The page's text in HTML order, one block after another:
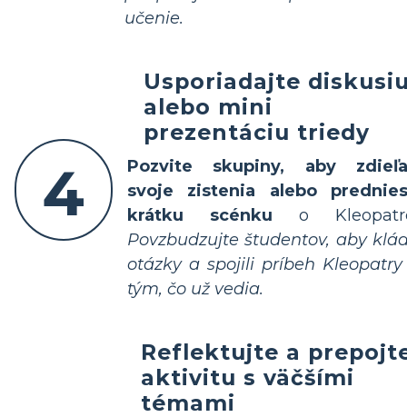
učenie.
4
Usporiadajte
alebo mini
prezentáciu triedy
Pozvite skupiny, aby
svoje zistenia alebo
krátku scénku o
Povzbudzujte študentov, aby
otázky a spojili príbeh Kleopatry
tým, čo už vedia.
Reflektujte a
aktivitu s väčšími
témami